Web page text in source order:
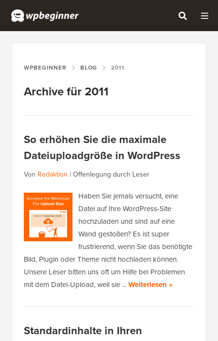
WPBEGINNER BLOG 2011
Archive für 2011
So erhöhen Sie die maximale
Dateiuploadgröße in WordPress
Von Redaktion | Offenlegung durch Leser
Haben Sie jemals versucht, eine
Datei auf Ihre WordPress-Site
hochzuladen und sind auf eine
Wand gestoßen? Es ist super
frustrierend, wenn Sie das benötigte
Bild, Plugin oder Theme nicht hochladen können.
Unsere Leser bitten uns oft um Hilfe bei Problemen
mit dem Datei-Upload, weil sie ...Weiterlesen »
Standardinhalte in Ihren